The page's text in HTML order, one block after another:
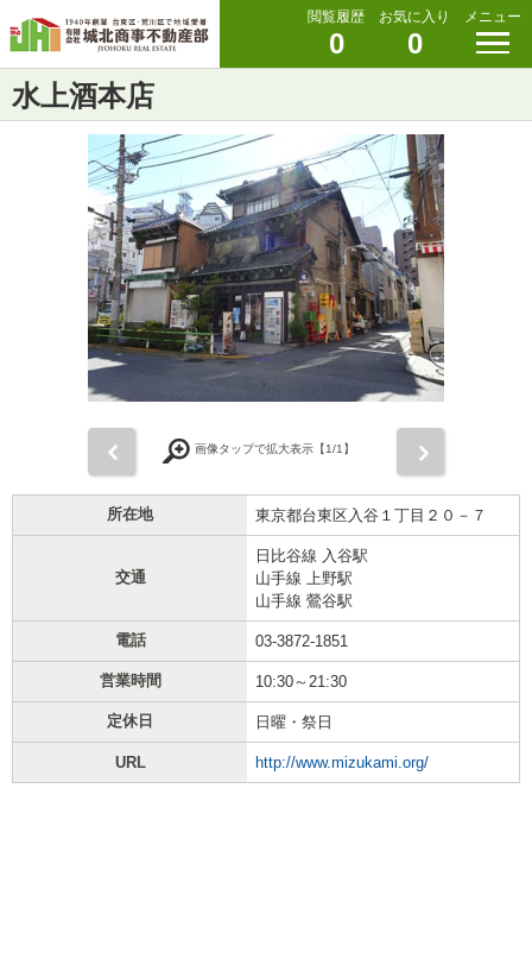
閲覧履歴
0
お気に入り
0
メニュー
水上酒本店
画像タップで拡大表示【1/1】
所在地 東京都台東区入谷１丁目２０－７
交通
日比谷線 入谷駅
山手線 上野駅
山手線 鶯谷駅
電話 03-3872-1851
営業時間 10:30～21:30
定休日 日曜・祭日
URL http://www.mizukami.org/